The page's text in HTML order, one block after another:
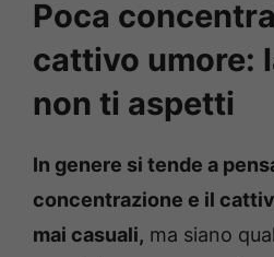
Poca
cattivo umore:
non ti aspetti
In genere si tende a
concentrazione e il
mai casuali, ma siano